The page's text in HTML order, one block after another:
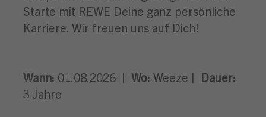
Starte mit REWE Deine ganz persönliche
Karriere. Wir freuen uns auf Dich!
Wann: 01.08.2026 | Wo: Weeze | Dauer:
3 Jahre